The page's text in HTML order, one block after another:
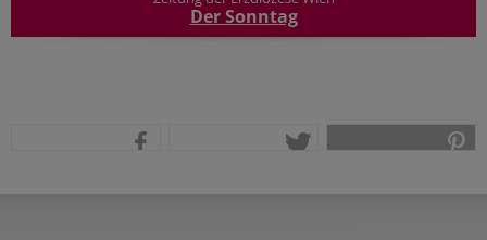
Der Sonntag